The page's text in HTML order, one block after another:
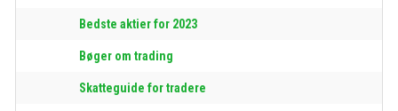
Bedste aktier for 2023
Bøger om trading
Skatteguide for tradere